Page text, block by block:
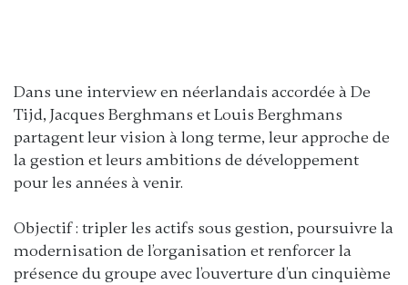
Dans une interview en néerlandais accordée à De
Tijd, Jacques Berghmans et Louis Berghmans
partagent leur vision à long terme, leur approche de
la gestion et leurs ambitions de développement
pour les années à venir.
Objectif : tripler les actifs sous gestion, poursuivre la
modernisation de l’organisation et renforcer la
présence du groupe avec l’ouverture d’un cinquième